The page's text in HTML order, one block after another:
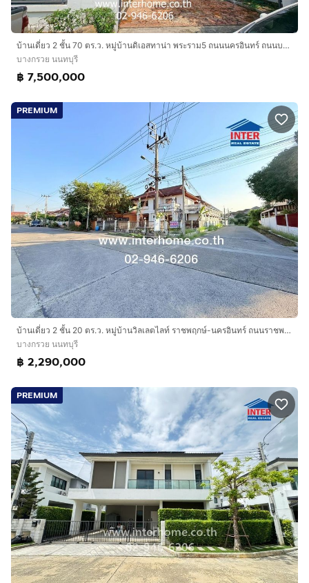
บ้านเดี่ยว 2 ชั้น 70 ตร.ว. หมู่บ้านดิเอสทาน่า พระราม5 ถนนนครอินทร์ ถนนบางกรวย-ไทรน้อย บางกรวย นนทบุรี
บางกรวย นนทบุรี
฿ 7,500,000
PREMIUM
บ้านเดี่ยว 2 ชั้น 20 ตร.ว. หมู่บ้านวิลเลตไลท์ ราชพฤกษ์-นครอินทร์ ถนนราชพฤกษ์ ถนนนครอินทร์-พระราม5 บางกรวย นนทบุรี
บางกรวย นนทบุรี
฿ 2,290,000
PREMIUM